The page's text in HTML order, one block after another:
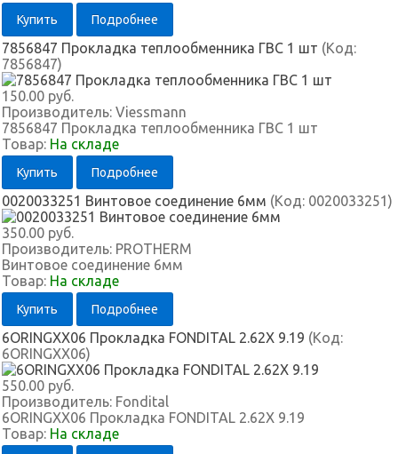
Купить Подробнее
7856847 Прокладка теплообменника ГВС 1 шт (Код:
7856847)
150.00 руб.
Производитель: Viessmann
7856847 Прокладка теплообменника ГВС 1 шт
Товар: На складе
Купить Подробнее
0020033251 Винтовое соединение 6мм (Код: 0020033251)
350.00 руб.
Производитель: PROTHERM
Винтовое соединение 6мм
Товар: На складе
Купить Подробнее
6ORINGXX06 Прокладка FONDITAL 2.62X 9.19 (Код:
6ORINGXX06)
550.00 руб.
Производитель: Fondital
6ORINGXX06 Прокладка FONDITAL 2.62X 9.19
Товар: На складе